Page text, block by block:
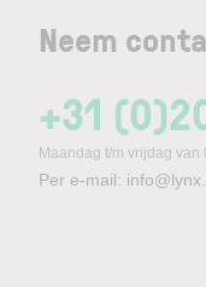
Neem
+31
Maandag t/m vrijdag van
Per e-mail: